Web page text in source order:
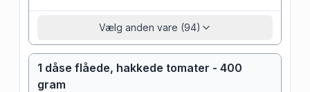
Vælg anden vare (94)
1 dåse flåede, hakkede tomater - 400
gram